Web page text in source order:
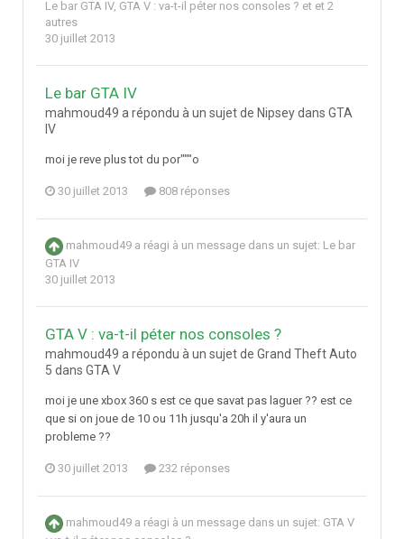
Le bar GTA IV, GTA V : va-t-il péter nos consoles ? et et 2
autres
30 juillet 2013
Le bar GTA IV
mahmoud49 a répondu à un sujet de Nipsey dans GTA
IV
moi je reve plus tot du por"""o
30 juillet 2013 808 réponses
mahmoud49 a réagi à un message dans un sujet: Le bar
GTA IV
30 juillet 2013
GTA V : va-t-il péter nos consoles ?
mahmoud49 a répondu à un sujet de Grand Theft Auto
5 dans GTA V
moi je une xbox 360 s est ce que savat pas laguer ?? est ce
que si on joue de 10 ou 11h jusqu'a 20h il y'aura un
probleme ??
30 juillet 2013 232 réponses
mahmoud49 a réagi à un message dans un sujet: GTA V